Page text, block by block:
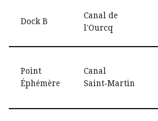
Dock B
Canal de
l’Ourcq
Point
Éphémère
Canal
Saint‑Martin